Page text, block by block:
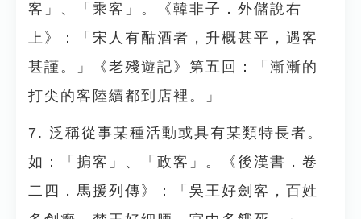
客」、「乘客」。《韓非子．外儲說右
上》：「宋人有酤酒者，升概甚平，遇客
甚謹。」《老殘遊記》第五回：「漸漸的
打尖的客陸續都到店裡。」
7. 泛稱從事某種活動或具有某類特長者。
如：「掮客」、「政客」。《後漢書．卷
二四．馬援列傳》：「吳王好劍客，百姓